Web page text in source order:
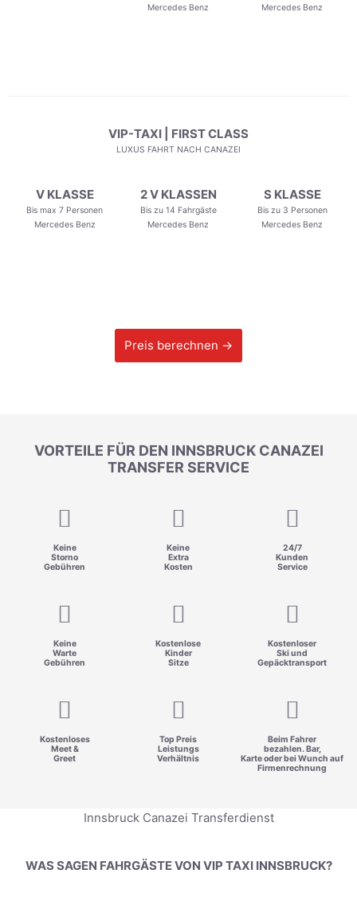
Mercedes Benz
Mercedes Benz
VIP-TAXI | FIRST CLASS
LUXUS FAHRT NACH CANAZEI
V KLASSE
Bis max 7 Personen
Mercedes Benz
2 V KLASSEN
Bis zu 14 Fahrgäste
Mercedes Benz
S KLASSE
Bis zu 3 Personen
Mercedes Benz
Preis berechnen →
VORTEILE FÜR DEN INNSBRUCK CANAZEI
TRANSFER SERVICE
Keine
Storno
Gebühren
Keine
Extra
Kosten
24/7
Kunden
Service
Keine
Warte
Gebühren
Kostenlose
Kinder
Sitze
Kostenloser
Ski und
Gepäcktransport
Kostenloses
Meet &
Greet
Top Preis
Leistungs
Verhältnis
Beim Fahrer
bezahlen. Bar,
Karte oder bei Wunch auf
Firmenrechnung
Innsbruck Canazei Transferdienst
WAS SAGEN FAHRGÄSTE VON VIP TAXI INNSBRUCK?